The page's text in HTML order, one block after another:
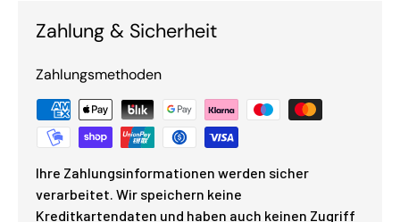
Zahlung & Sicherheit
Zahlungsmethoden
Ihre Zahlungsinformationen werden sicher
verarbeitet. Wir speichern keine
Kreditkartendaten und haben auch keinen Zugriff